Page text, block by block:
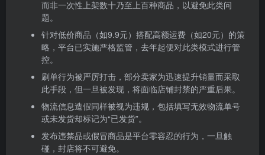
而非一次性上架数十乃至上百种商品，以避免此类问
题。
针对低价商品（如9.9元）搭配高额运费（如20元）的策
略，平台已实施严格监管，去年起便对此类模式进行管
控。
刷单行为被严厉打击，部分卖家为迅速提升销量而采取
此手段，但一旦被发现，将面临店铺封禁的严重后果。
物流信息造假同样被视为违规，包括填写无效物流单号
或未发货却标记为“已发货”。
发布违禁品或假冒商品是平台零容忍的行为，一旦触
碰，封店将不可避免。